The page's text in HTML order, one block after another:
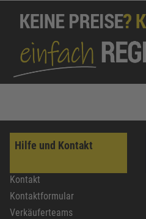
Hilfe und Kontakt
Kontakt
Kontaktformular
Verkäuferteams